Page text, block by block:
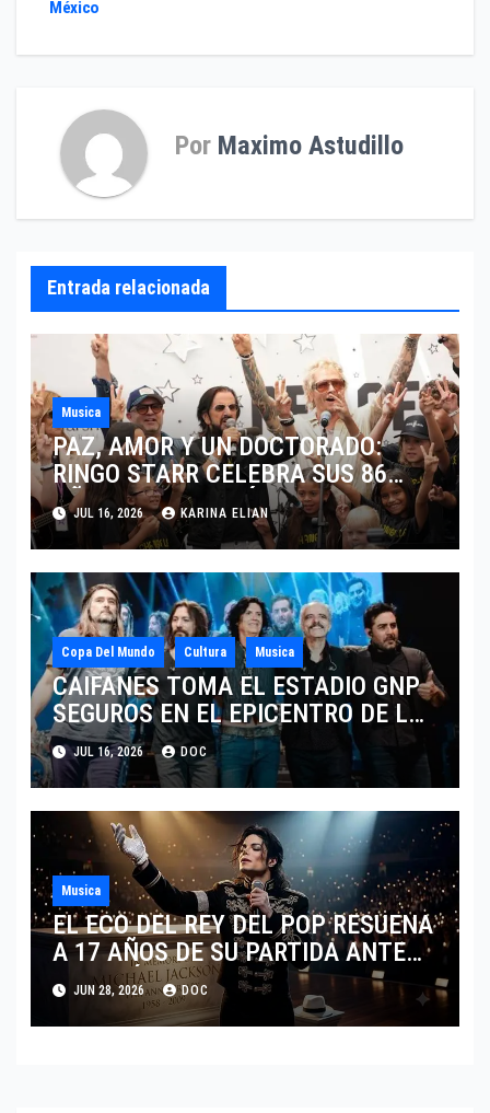
entradas
México
Por Maximo Astudillo
Entrada relacionada
Musica
PAZ, AMOR Y UN DOCTORADO:
RINGO STARR CELEBRA SUS 86
AÑOS CON LOS MÁXIMOS
HONORES DE LIVERPOOL
JUL 16, 2026 KARINA ELIAN
Copa Del Mundo Cultura Musica
CAIFANES TOMA EL ESTADIO GNP
SEGUROS EN EL EPICENTRO DE LA
IDENTIDAD MEXICANA
JUL 16, 2026 DOC
Musica
EL ECO DEL REY DEL POP RESUENA
A 17 AÑOS DE SU PARTIDA ANTE
EL FENÓMENO DE SU BIOPIC EN
2026
JUN 28, 2026 DOC